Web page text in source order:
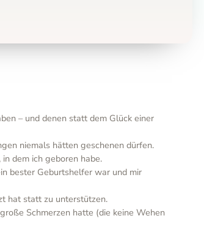
– und denen statt dem Glück einer
niemals hätten geschenen dürfen.
dem ich geboren habe.
bester Geburtshelfer war und mir
hat statt zu unterstützen.
Schmerzen hatte (die keine Wehen